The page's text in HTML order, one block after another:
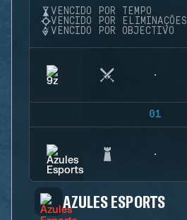
VENCIDO POR TEMPO
VENCIDO POR ELIMINAÇÕES
VENCIDO POR OBJECTIVO
01
AZULES ESPORTS